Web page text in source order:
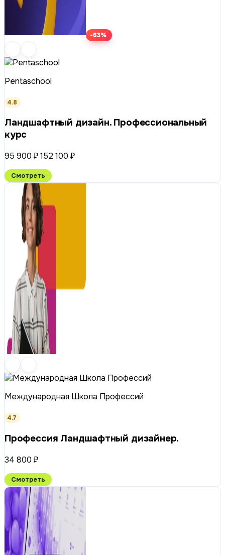
-63%
Pentaschool
4.8
Ландшафтный дизайн. Профессиональный
курс
95 900 ₽152 100 ₽
Смотреть
Международная Школа Профессий
4.7
Профессия Ландшафтный дизайнер.
34 800 ₽
Смотреть